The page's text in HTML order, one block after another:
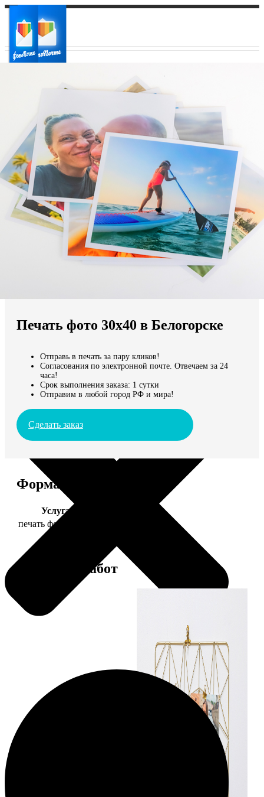
Ваш регион доставки
Выберите из списка:
Мы доставляем по всему миру
Продолжить без города
Печать фото 30х40 в Белогорске
Отправь в печать за пару кликов!
Согласования по электронной почте. Отвечаем за 24
часа!
Срок выполнения заказа: 1 сутки
Отправим в любой город РФ и мира!
Сделать заказ
Форматы и цены
Услуга
печать фото 30х40
Примеры работ